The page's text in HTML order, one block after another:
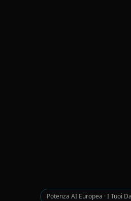
Potenza AI Europea · I Tuoi